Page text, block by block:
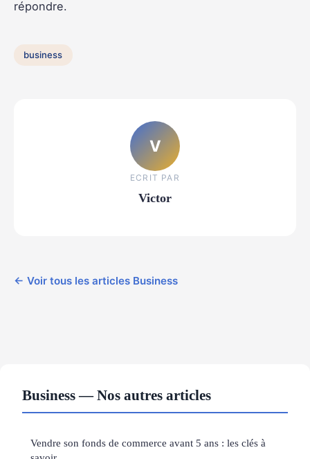
répondre.
business
V
ECRIT PAR
Victor
← Voir tous les articles Business
Business — Nos autres articles
Vendre son fonds de commerce avant 5 ans : les clés à